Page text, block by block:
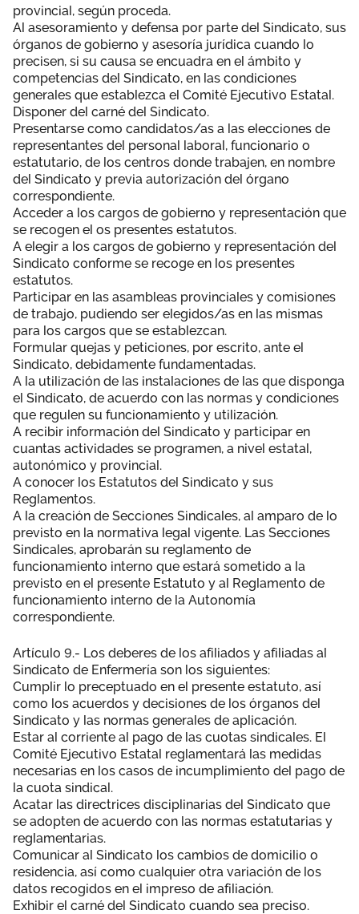
provincial, según proceda.
Al asesoramiento y defensa por parte del Sindicato, sus
órganos de gobierno y asesoría jurídica cuando lo
precisen, si su causa se encuadra en el ámbito y
competencias del Sindicato, en las condiciones
generales que establezca el Comité Ejecutivo Estatal.
Disponer del carné del Sindicato.
Presentarse como candidatos/as a las elecciones de
representantes del personal laboral, funcionario o
estatutario, de los centros donde trabajen, en nombre
del Sindicato y previa autorización del órgano
correspondiente.
Acceder a los cargos de gobierno y representación que
se recogen el os presentes estatutos.
A elegir a los cargos de gobierno y representación del
Sindicato conforme se recoge en los presentes
estatutos.
Participar en las asambleas provinciales y comisiones
de trabajo, pudiendo ser elegidos/as en las mismas
para los cargos que se establezcan.
Formular quejas y peticiones, por escrito, ante el
Sindicato, debidamente fundamentadas.
A la utilización de las instalaciones de las que disponga
el Sindicato, de acuerdo con las normas y condiciones
que regulen su funcionamiento y utilización.
A recibir información del Sindicato y participar en
cuantas actividades se programen, a nivel estatal,
autonómico y provincial.
A conocer los Estatutos del Sindicato y sus
Reglamentos.
A la creación de Secciones Sindicales, al amparo de lo
previsto en la normativa legal vigente. Las Secciones
Sindicales, aprobarán su reglamento de
funcionamiento interno que estará sometido a la
previsto en el presente Estatuto y al Reglamento de
funcionamiento interno de la Autonomía
correspondiente.
Artículo 9.- Los deberes de los afiliados y afiliadas al
Sindicato de Enfermería son los siguientes:
Cumplir lo preceptuado en el presente estatuto, así
como los acuerdos y decisiones de los órganos del
Sindicato y las normas generales de aplicación.
Estar al corriente al pago de las cuotas sindicales. El
Comité Ejecutivo Estatal reglamentará las medidas
necesarias en los casos de incumplimiento del pago de
la cuota sindical.
Acatar las directrices disciplinarias del Sindicato que
se adopten de acuerdo con las normas estatutarias y
reglamentarias.
Comunicar al Sindicato los cambios de domicilio o
residencia, así como cualquier otra variación de los
datos recogidos en el impreso de afiliación.
Exhibir el carné del Sindicato cuando sea preciso.